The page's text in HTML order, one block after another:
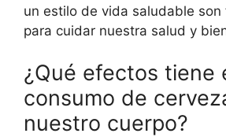
un estilo de vida saludable
para cuidar nuestra salud y
¿Qué efectos tiene
consumo de
nuestro cuerpo?